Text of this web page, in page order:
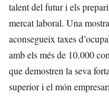
talent del futur i els
mercat laboral. Una
aconsegueix taxes
amb els més de 10.000
que demostren la seva
superior i el món